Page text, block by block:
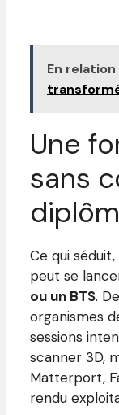
En relation
Une
sans
Ce qui
peut se
ou un BTS.
organismes
sessions
scanner 3D,
Matterport,
rendu